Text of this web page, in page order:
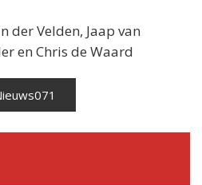
der Velden, Jaap van
en Chris de Waard